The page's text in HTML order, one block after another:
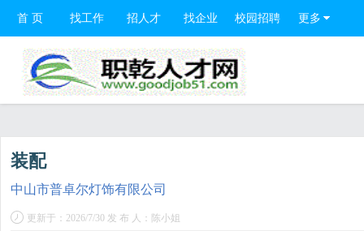
首 页 找工作 招人才 找企业 校园招聘 更多
装配
中山市普卓尔灯饰有限公司
更新于：2026/7/30 发 布 人：陈小姐